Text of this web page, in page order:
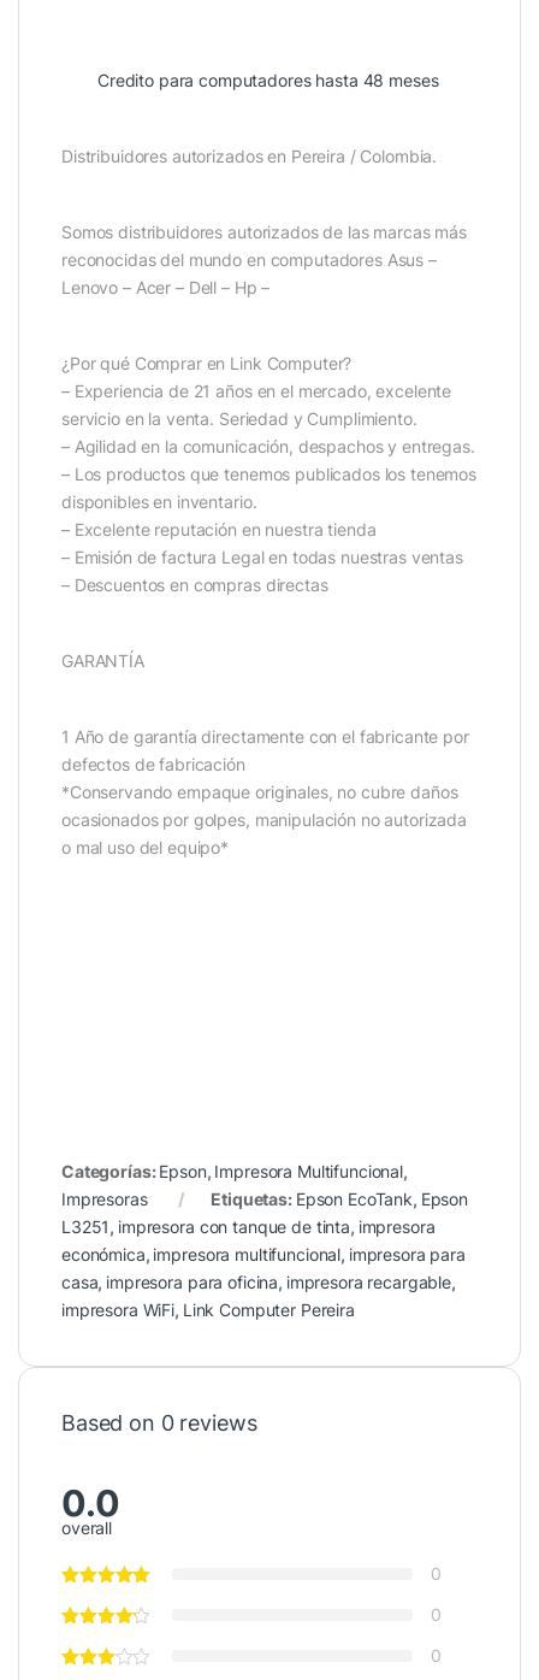
Credito para computadores hasta 48 meses
Distribuidores autorizados en Pereira / Colombia.
Somos distribuidores autorizados de las marcas más
reconocidas del mundo en computadores Asus –
Lenovo – Acer – Dell – Hp –
¿Por qué Comprar en Link Computer?
– Experiencia de 21 años en el mercado, excelente
servicio en la venta. Seriedad y Cumplimiento.
– Agilidad en la comunicación, despachos y entregas.
– Los productos que tenemos publicados los tenemos
disponibles en inventario.
– Excelente reputación en nuestra tienda
– Emisión de factura Legal en todas nuestras ventas
– Descuentos en compras directas
GARANTÍA
1 Año de garantía directamente con el fabricante por
defectos de fabricación
*Conservando empaque originales, no cubre daños
ocasionados por golpes, manipulación no autorizada
o mal uso del equipo*
Categorías: Epson, Impresora Multifuncional,
Impresoras
Etiquetas: Epson EcoTank, Epson
L3251, impresora con tanque de tinta, impresora
económica, impresora multifuncional, impresora para
casa, impresora para oficina, impresora recargable,
impresora WiFi, Link Computer Pereira
Based on 0 reviews
0.0
overall
0
0
0